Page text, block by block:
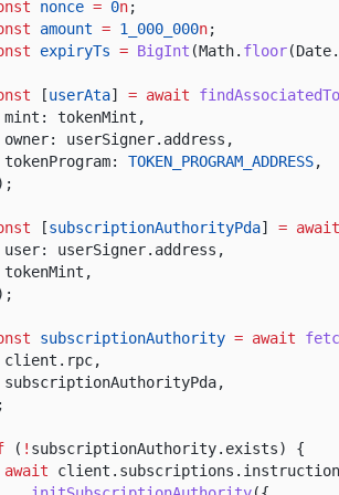
nonce = 0n;
amount = 1_000_000n;
expiryTs = BigInt (Math. floor(Date.
[userAta] = await
mint: tokenMint,
owner: userSigner.address,
tokenProgram:
TOKEN_PROGRAM_ADDRESS,
[subscriptionAuthorityPda] = await
user: userSigner.address,
tokenMint,
subscriptionAuthority = await
client.rpc,
subscriptionAuthorityPda,
( ! subscriptionAuthority.exists) {
await